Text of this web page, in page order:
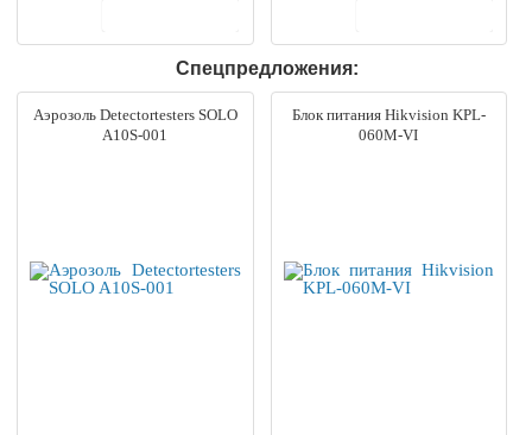
Спецпредложения:
Аэрозоль Detectortesters SOLO
A10S-001
Блок питания Hikvision KPL-
060M-VI